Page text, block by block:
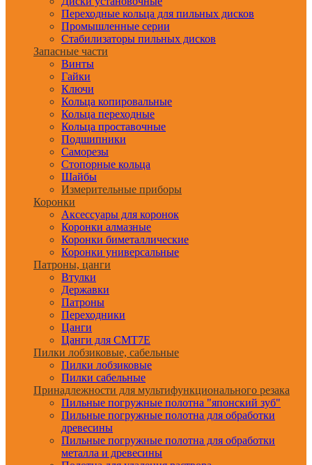
Переходные кольца для пильных дисков
Промышленные серии
Стабилизаторы пильных дисков
Запасные части
Винты
Гайки
Ключи
Кольца копировальные
Кольца переходные
Кольца проставочные
Подшипники
Саморезы
Стопорные кольца
Шайбы
Измерительные приборы
Коронки
Аксессуары для коронок
Коронки алмазные
Коронки биметаллические
Коронки универсальные
Патроны, цанги
Втулки
Державки
Патроны
Переходники
Цанги
Цанги для CMT7E
Пилки лобзиковые, сабельные
Пилки лобзиковые
Пилки сабельные
Принадлежности для мультифункционального резака
Пильные погружные полотна "японский зуб"
Пильные погружные полотна для обработки
древесины
Пильные погружные полотна для обработки
металла и древесины